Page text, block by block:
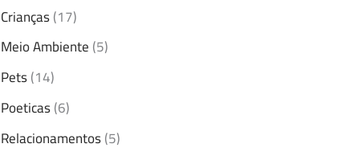
Crianças(17)
Meio Ambiente(5)
Pets(14)
Poeticas(6)
Relacionamentos(5)